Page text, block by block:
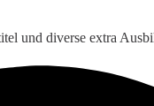
und diverse extra